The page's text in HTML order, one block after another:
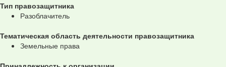
Тип правозащитника
Разоблачитель
Тематическая область деятельности правозащитника
Земельные права